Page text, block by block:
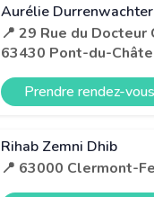
Aurélie Durrenwachter
📍 29 Rue du Docteur
63430 Pont-du-
Prendre rendez-vous
Rihab Zemni Dhib
📍 63000 Clermont-